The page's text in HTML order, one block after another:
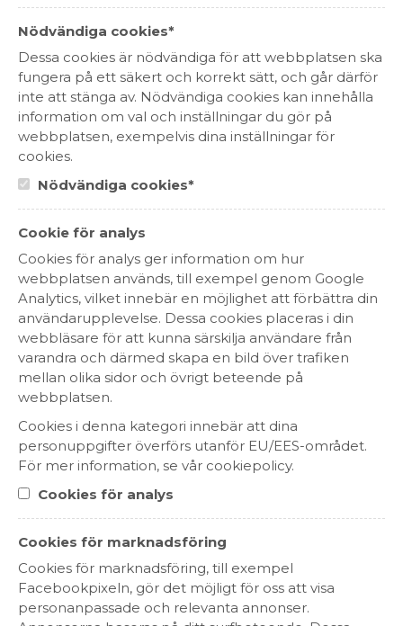
hälften grädde och toppa med lite colasås och
flingsalt. Servera över is!
Skriv ut Köp på Systembolaget
Hitta passande recept hos Viva Vin & Mat
Information
Alkoholhalt
16,4%
Storlek
750 ml
Förpackning
Detaljer
Antal/kolli
Innehållet
HEM
Nödvändiga cookies*
Dessa cookies är nödvändiga för att webbplatsen ska
fungera på ett säkert och korrekt sätt, och går därför
inte att stänga av. Nödvändiga cookies kan innehålla
information om val och inställningar du gör på
webbplatsen, exempelvis dina inställningar för
cookies.
Nödvändiga cookies*
Cookie för analys
Cookies för analys ger information om hur
webbplatsen används, till exempel genom Google
Analytics, vilket innebär en möjlighet att förbättra din
användarupplevelse. Dessa cookies placeras i din
webbläsare för att kunna särskilja användare från
varandra och därmed skapa en bild över trafiken
mellan olika sidor och övrigt beteende på
webbplatsen.
Cookies i denna kategori innebär att dina
personuppgifter överförs utanför EU/EES-området.
För mer information, se vår cookiepolicy.
Cookies för analys
Cookies för marknadsföring
Cookies för marknadsföring, till exempel
Facebookpixeln, gör det möjligt för oss att visa
personanpassade och relevanta annonser.